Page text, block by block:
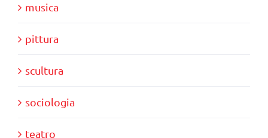
musica
pittura
scultura
sociologia
teatro